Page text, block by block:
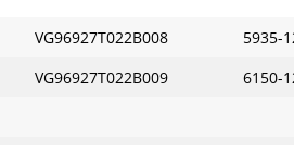
VG96927T022B008 5935-
VG96927T022B009 6150-